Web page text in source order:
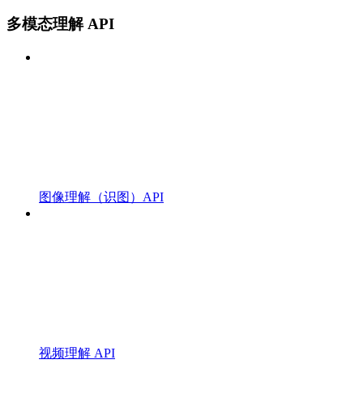
多模态理解 API
图像理解（识图）API
视频理解 API